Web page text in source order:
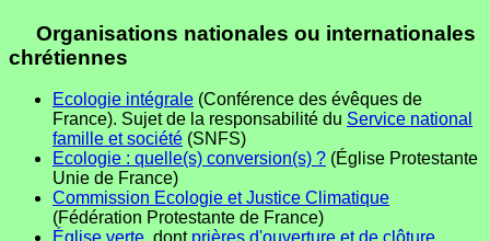
Organisations nationales ou internationales
chrétiennes
Ecologie intégrale (Conférence des évêques de
France). Sujet de la responsabilité du Service national
famille et société (SNFS)
Ecologie : quelle(s) conversion(s) ? (Église Protestante
Unie de France)
Commission Ecologie et Justice Climatique
(Fédération Protestante de France)